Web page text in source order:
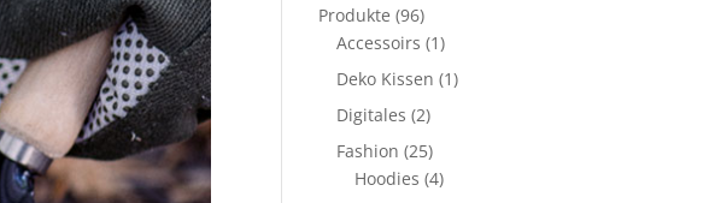
Produkte 9696
Produkte
Accessoirs 11
Produkt
Deko Kissen 11
Digitales 22
Produkte
Fashion 2525
Produkte
Hoodies 44